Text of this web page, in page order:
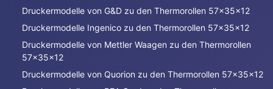
Druckermodelle von G&D zu den Thermorollen 57x35x12
Druckermodelle Ingenico zu den Thermorollen 57x35x12
Druckermodelle von Mettler Waagen zu den Thermorollen
57x35x12
Druckermodelle von Quorion zu den Thermorollen 57x35x12